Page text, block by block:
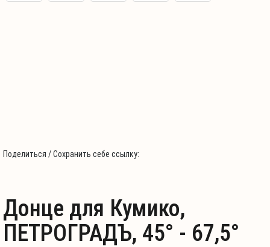
Поделиться / Сохранить себе ссылку:
Донце для Кумико,
ПЕТРОГРАДЪ, 45° - 67,5°